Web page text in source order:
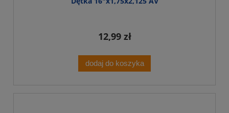
12,99 zł
dodaj do koszyka